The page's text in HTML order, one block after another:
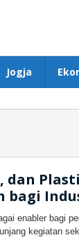
Jogja
bagi
enabler bagi
kegiatan